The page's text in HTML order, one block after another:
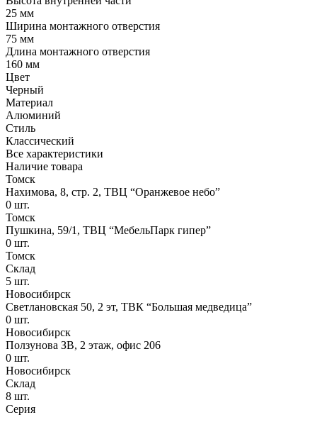
25 мм
Ширина монтажного отверстия
75 мм
Длина монтажного отверстия
160 мм
Цвет
Черный
Материал
Алюминий
Стиль
Классический
Все характеристики
Наличие товара
Томск
Нахимова, 8, стр. 2​, ТВЦ “Оранжевое небо​”
0 шт.
Томск
Пушкина, 59/1, ТВЦ “МебельПарк гипер”
0 шт.
Томск
Склад
5 шт.
Новосибирск
Светлановская 50, 2 эт, ТВК “Большая медведица”
0 шт.
Новосибирск
Ползунова ЗВ, 2 этаж, офис 206
0 шт.
Новосибирск
Склад
8 шт.
Серия